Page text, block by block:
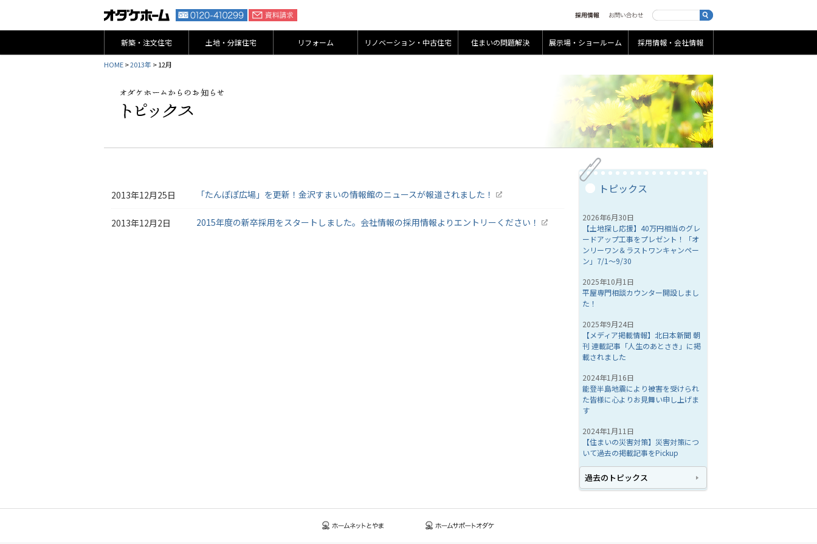
新築・注文住宅 土地・分譲住宅 リフォーム リノベーション・中古住宅 住まいの問題解決 展示場・ショールーム 採用情報・会社情報
HOME>2013年 > 12月
2013年12月25日 「たんぽぽ広場」を更新！金沢すまいの情報館のニュースが報道されました！
2013年12月2日 2015年度の新卒採用をスタートしました。会社情報の採用情報よりエントリーください！
トピックス
2026年6月30日
【土地探し応援】40万円相当のグレ
ードアップ工事をプレゼント！「オ
ンリーワン＆ラストワンキャンペー
ン」7/1～9/30
2025年10月1日
平屋専門相談カウンター開設しまし
た！
2025年9月24日
【メディア掲載情報】北日本新聞 朝
刊 連載記事「人生のあとさき」に掲
載されました
2024年1月16日
能登半島地震により被害を受けられ
た皆様に心よりお見舞い申し上げま
す
2024年1月11日
【住まいの災害対策】災害対策につ
いて過去の掲載記事をPickup
過去のトピックス